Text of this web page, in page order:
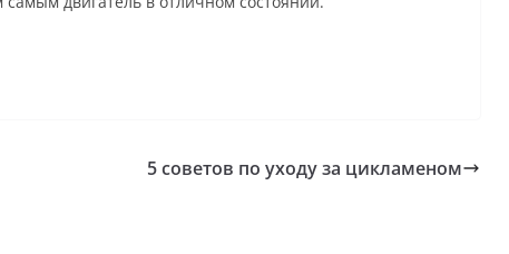
5 советов по уходу за цикламеном